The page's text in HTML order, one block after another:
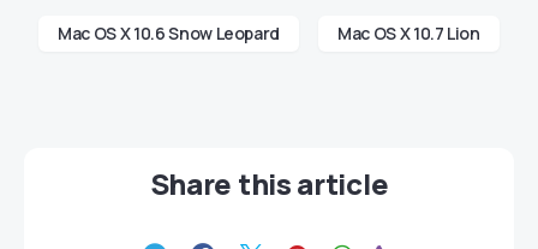
Mac OS X 10.6 Snow Leopard Mac OS X 10.7 Lion
Share this article